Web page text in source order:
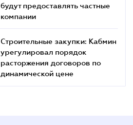
будут предоставлять частные
компании
Строительные закупки: Кабмин
урегулировал порядок
расторжения договоров по
динамической цене